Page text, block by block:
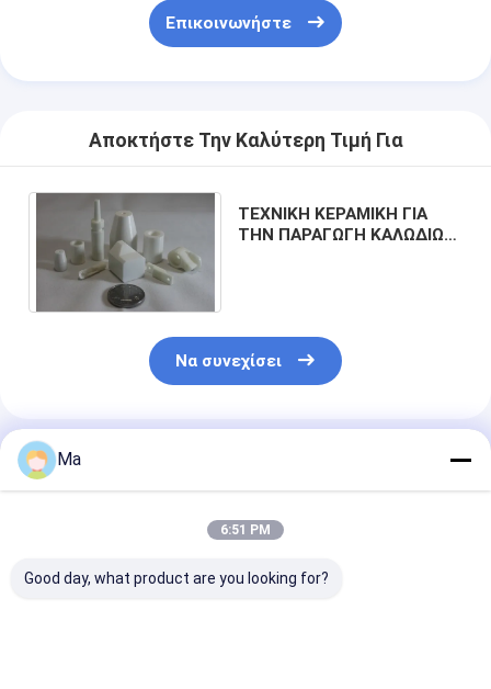
Επικοινωνήστε
Αποκτήστε Την Καλύτερη Τιμή Για
ΤΕΧΝΙΚΗ ΚΕΡΑΜΙΚΗ ΓΙΑ
ΤΗΝ ΠΑΡΑΓΩΓΗ ΚΑΛΩΔΙΩΝ
Να συνεχίσει
Συνιστώμενα Προϊόντα
Ma
6:51 PM
Good day, what product are you looking for?